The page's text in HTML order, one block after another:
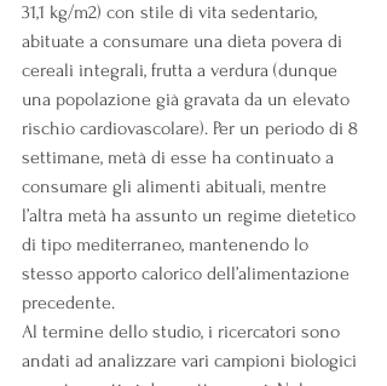
31,1 kg/m2) con stile di vita sedentario,
abituate a consumare una dieta povera di
cereali integrali, frutta a verdura (dunque
una popolazione già gravata da un elevato
rischio cardiovascolare). Per un periodo di 8
settimane, metà di esse ha continuato a
consumare gli alimenti abituali, mentre
l’altra metà ha assunto un regime dietetico
di tipo mediterraneo, mantenendo lo
stesso apporto calorico dell’alimentazione
precedente.
Al termine dello studio, i ricercatori sono
andati ad analizzare vari campioni biologici